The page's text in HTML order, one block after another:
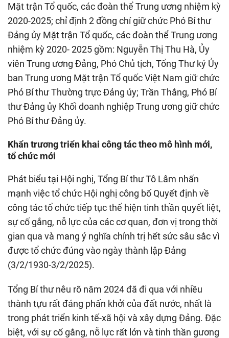
Mặt trận Tổ quốc, các đoàn thể Trung ương nhiệm kỳ
2020-2025; chỉ định 2 đồng chí giữ chức Phó Bí thư
Đảng ủy Mặt trận Tổ quốc, các đoàn thể Trung ương
nhiệm kỳ 2020- 2025 gồm: Nguyễn Thị Thu Hà, Ủy
viên Trung ương Đảng, Phó Chủ tịch, Tổng Thư ký Ủy
ban Trung ương Mặt trận Tổ quốc Việt Nam giữ chức
Phó Bí thư Thường trực Đảng ủy; Trần Thắng, Phó Bí
thư Đảng ủy Khối doanh nghiệp Trung ương giữ chức
Phó Bí thư Đảng ủy.
Khẩn trương triển khai công tác theo mô hình mới,
tổ chức mới
Phát biểu tại Hội nghị, Tổng Bí thư Tô Lâm nhấn
mạnh việc tổ chức Hội nghị công bố Quyết định về
công tác tổ chức tiếp tục thể hiện tinh thần quyết liệt,
sự cố gắng, nỗ lực của các cơ quan, đơn vị trong thời
gian qua và mang ý nghĩa chính trị hết sức sâu sắc vì
được tổ chức đúng vào ngày thành lập Đảng
(3/2/1930-3/2/2025).
Tổng Bí thư nêu rõ năm 2024 đã đi qua với nhiều
thành tựu rất đáng phấn khởi của đất nước, nhất là
trong phát triển kinh tế-xã hội và xây dựng Đảng. Đặc
biệt, với sự cố gắng, nỗ lực rất lớn và tinh thần gương